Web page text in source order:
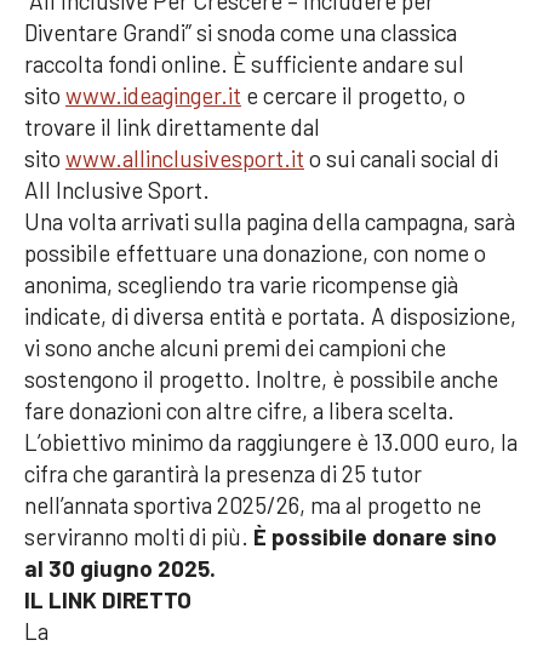
Diventare Grandi” si snoda come una classica
raccolta fondi online. È sufficiente andare sul
sito www.ideaginger.it e cercare il progetto, o
trovare il link direttamente dal
sito www.allinclusivesport.it o sui canali social di
All Inclusive Sport.
Una volta arrivati sulla pagina della campagna, sarà
possibile effettuare una donazione, con nome o
anonima, scegliendo tra varie ricompense già
indicate, di diversa entità e portata. A disposizione,
vi sono anche alcuni premi dei campioni che
sostengono il progetto. Inoltre, è possibile anche
fare donazioni con altre cifre, a libera scelta.
L’obiettivo minimo da raggiungere è 13.000 euro, la
cifra che garantirà la presenza di 25 tutor
nell’annata sportiva 2025/26, ma al progetto ne
serviranno molti di più. È possibile donare sino
al 30 giugno 2025.
IL LINK DIRETTO
La